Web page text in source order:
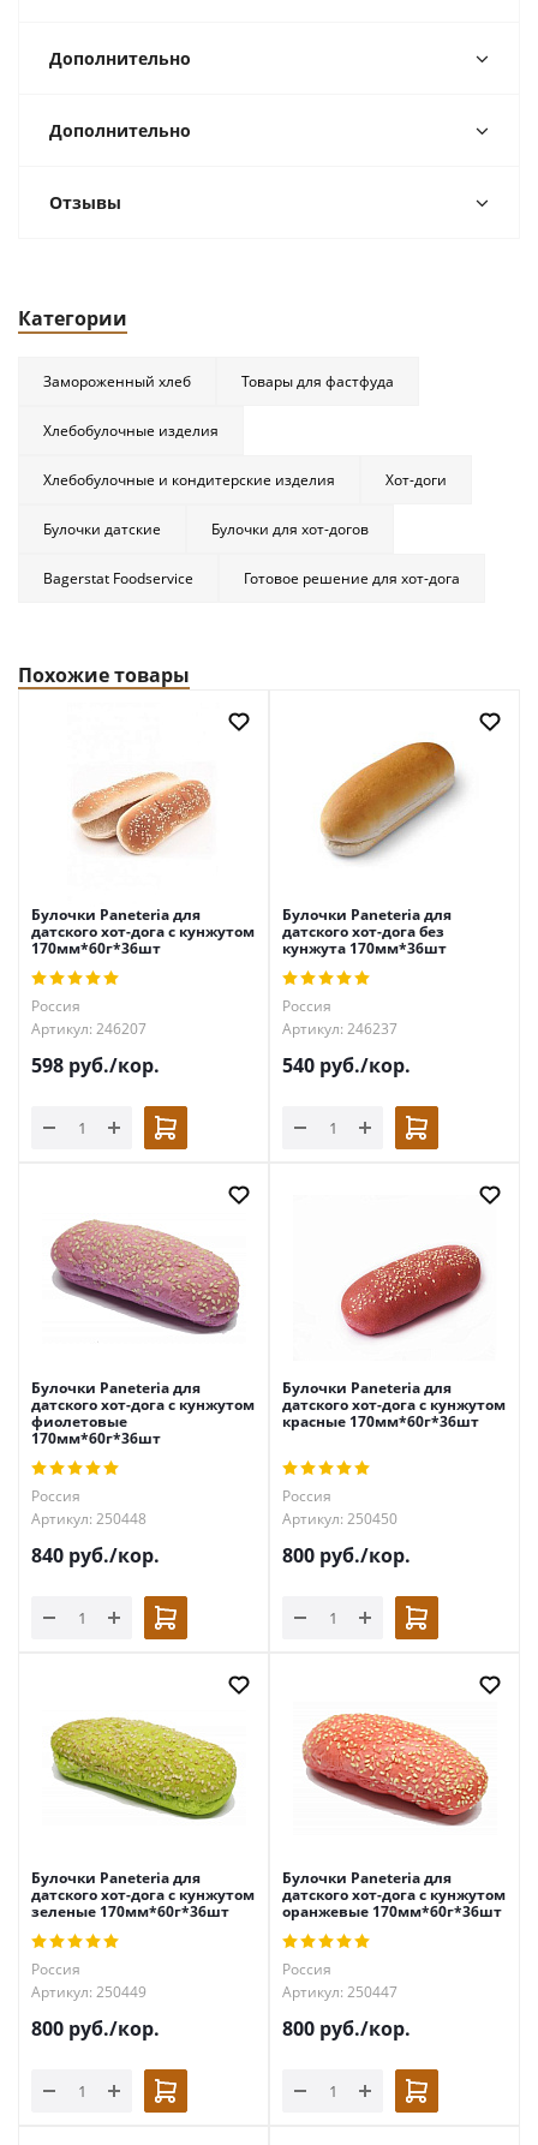
Дополнительно
Дополнительно
Отзывы
Категории
Замороженный хлеб Товары для фастфуда
Хлебобулочные изделия
Хлебобулочные и кондитерские изделия Хот-доги
Булочки датские Булочки для хот-догов
Bagerstat Foodservice Готовое решение для хот-дога
Похожие товары
Булочки Paneteria для
датского хот-дога с кунжутом
170мм*60г*36шт
Россия
Артикул: 246207
598 руб./кор.
Булочки Paneteria для
датского хот-дога без
кунжута 170мм*36шт
Россия
Артикул: 246237
540 руб./кор.
Булочки Paneteria для
датского хот-дога с кунжутом
фиолетовые
170мм*60г*36шт
Россия
Артикул: 250448
840 руб./кор.
Булочки Paneteria для
датского хот-дога с кунжутом
красные 170мм*60г*36шт
Россия
Артикул: 250450
800 руб./кор.
Булочки Paneteria для
датского хот-дога с кунжутом
зеленые 170мм*60г*36шт
Россия
Артикул: 250449
800 руб./кор.
Булочки Paneteria для
датского хот-дога с кунжутом
оранжевые 170мм*60г*36шт
Россия
Артикул: 250447
800 руб./кор.